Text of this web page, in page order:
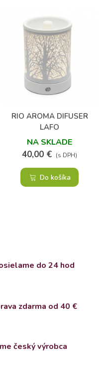
RIO AROMA DIFUSER
LAFO
NA SKLADE
40,00 € (s DPH)
Do košíka
do 24 hod
zdarma od 40 €
český výrobca